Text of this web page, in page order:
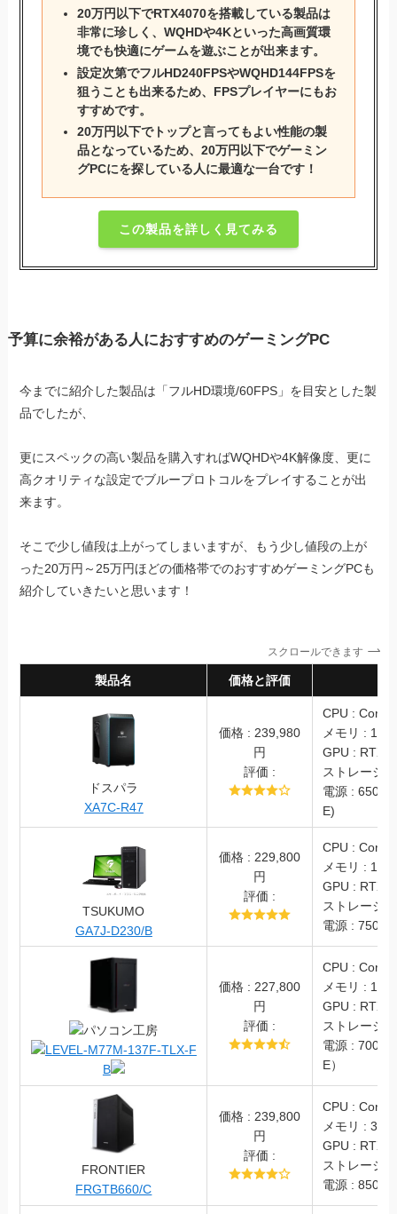
20万円以下でRTX4070を搭載している製品は
非常に珍しく、WQHDや4Kといった高画質環
境でも快適にゲームを遊ぶことが出来ます。
設定次第でフルHD240FPSやWQHD144FPSを
狙うことも出来るため、FPSプレイヤーにもお
すすめです。
20万円以下でトップと言ってもよい性能の製
品となっているため、20万円以下でゲーミン
グPCにを探している人に最適な一台です！
この製品を詳しく見てみる
予算に余裕がある人におすすめのゲーミングPC
今までに紹介した製品は「フルHD環境/60FPS」を目安とした製
品でしたが、
更にスペックの高い製品を購入すればWQHDや4K解像度、更に
高クオリティな設定でブループロトコルをプレイすることが出
来ます。
そこで少し値段は上がってしまいますが、もう少し値段の上が
った20万円～25万円ほどの価格帯でのおすすめゲーミングPCも
紹介していきたいと思います！
スクロールできます
製品名 価格と評価
ドスパラ
XA7C-R47
価格 : 239,980
円
評価 :
CPU : Core
メモリ :
GPU :
ストレージ :
電源 : 650W
E)
TSUKUMO
GA7J-D230/B
価格 : 229,800
円
評価 :
CPU : Core
メモリ :
GPU :
ストレージ :
電源 :
パソコン工房
LEVEL-M77M-137F-TLX-F
B
価格 : 227,800
円
評価 :
CPU : Core
メモリ :
GPU :
ストレージ :
電源 : 700W
E）
FRONTIER
FRGTB660/C
価格 : 239,800
円
評価 :
CPU : Core
メモリ :
GPU :
ストレージ :
電源 : 850W